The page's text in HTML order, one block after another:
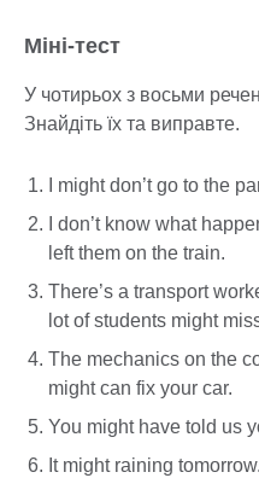
Міні-тест
У чотирьох з восьми
Знайдіть їх та виправте.
I might don’t go to the
I don’t know what
left them on the train.
There’s a transport
lot of students might
The mechanics on the
might can fix your car.
You might have told us
It might raining tomorrow.